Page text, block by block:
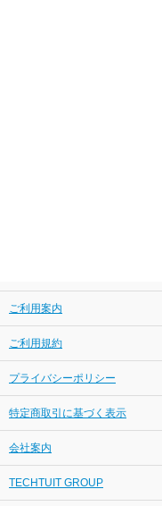
ご利用案内
ご利用規約
プライバシーポリシー
特定商取引に基づく表示
会社案内
TECHTUIT GROUP